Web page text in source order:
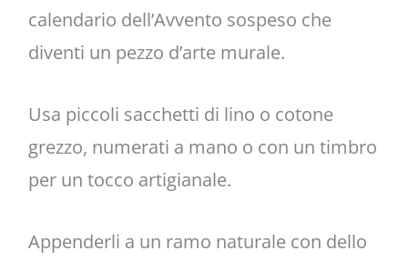
calendario dell’Avvento sospeso che
diventi un pezzo d’arte murale.
Usa piccoli sacchetti di lino o cotone
grezzo, numerati a mano o con un timbro
per un tocco artigianale.
Appenderli a un ramo naturale con dello